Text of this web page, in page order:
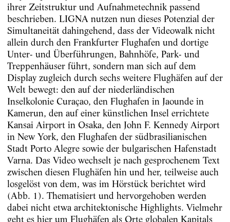
ihrer Zeitstruktur und Aufnahmetechnik passend
beschrieben. LIGNA nutzen nun dieses Potenzial der
Simultaneität dahingehend, dass der Videowalk nicht
allein durch den Frankfurter Flughafen und dortige
Unter- und Überführungen, Bahnhöfe, Park- und
Treppenhäuser führt, sondern man sich auf dem
Display zugleich durch sechs weitere Flughäfen auf der
Welt bewegt: den auf der niederländischen
Inselkolonie Curaçao, den Flughafen in Jaounde in
Kamerun, den auf einer künstlichen Insel errichtete
Kansai Airport in Osaka, den John F. Kennedy Airport
in New York, den Flughafen der südbrasilianischen
Stadt Porto Alegre sowie der bulgarischen Hafenstadt
Varna. Das Video wechselt je nach gesprochenem Text
zwischen diesen Flughäfen hin und her, teilweise auch
losgelöst von dem, was im Hörstück berichtet wird
(Abb. 1). Thematisiert und hervorgehoben werden
dabei nicht etwa architektonische Highlights. Vielmehr
geht es hier um Flughäfen als Orte globalen Kapitals